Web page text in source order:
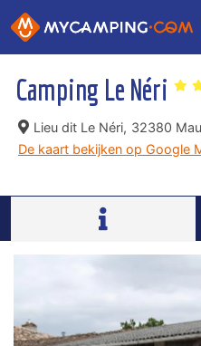
Camping Le Néri
Lieu dit Le Néri, 32380
De kaart bekijken op Google